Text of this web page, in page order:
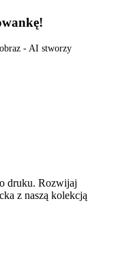
- AI stworzy
druku. Rozwijaj
z naszą kolekcją